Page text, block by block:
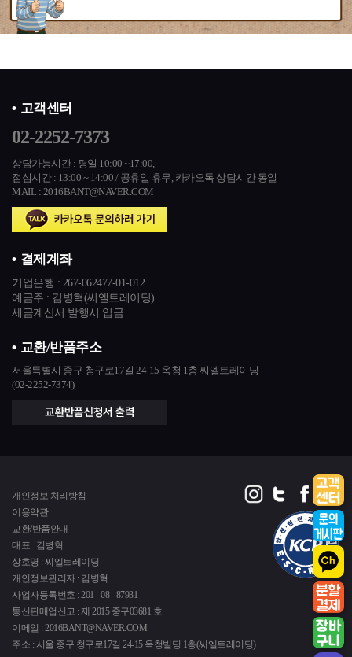
고객센터
02-2252-7373
상담가능시간 : 평일 10:00 ~17:00,
점심시간 : 13:00 ~ 14:00 / 공휴일 휴무, 카카오톡 상담시간 동일
MAIL : 2016BANT@NAVER.COM
결제계좌
기업은행 : 267-062477-01-012
예금주 : 김병혁(씨엘트레이딩)
세금계산서 발행시 입금
교환/반품주소
서울특별시 중구 청구로17길 24-15 옥청 1층 씨엘트레이딩
(02-2252-7374)
개인정보 처리방침
이용약관
교환/반품안내
대표 : 김병혁
상호명 : 씨엘트레이딩
개인정보관리자 : 김병혁
사업자등록번호 : 201 - 08 - 87931
통신판매업신고 : 제 2015 중구03681 호
이메일 : 2016BANT@NAVER.COM
주소 : 서울 중구 청구로17길 24-15 옥청빌딩 1층(씨엘트레이딩)